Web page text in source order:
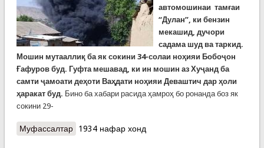
автомошинаи тамғаи
“Дулан”, ки бензин
мекашид, дучори
садама шуд ва таркид.
Мошин мутааллиқ ба як сокини 34-солаи ноҳияи Бобоҷон
Ғафуров буд. Гуфта мешавад, ки ин мошин аз Хуҷанд ба
самти ҷамоати деҳоти Ваҳдати ноҳияи Деваштич дар ҳоли
ҳаракат буд. Бино ба хабари расида ҳамроҳ бо ронанда боз як
сокини 29-
Муфассалтаро ФАВРӢ: Таркиши мошини тамғаи “Дулан” дар
1934 нафар хонд